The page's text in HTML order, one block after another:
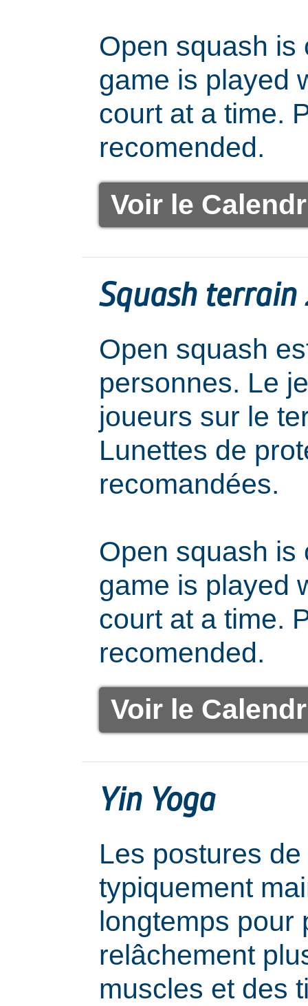
Open squash is
game is played
court at a time.
recomended.
Voir le
Squash
Open squash
personnes. Le
joueurs sur le
Lunettes de
recomandées.
Open squash is
game is played
court at a time.
recomended.
Voir le
Yin Yoga
Les postures
typiquement
longtemps pour
relâchement
muscles et des